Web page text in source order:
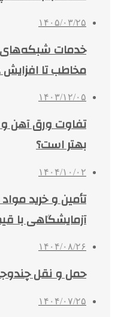
۱۴۰۵/۰۳/۲۵
مخاطب تا افزایش
۱۴۰۳/۱۲/۰۵
تفاوت ورق آهن
بهتر است؟
۱۴۰۴/۱۰/۰۲
تأمین و خرید
آزمایشگاهی با
۱۴۰۴/۰۸/۲۶
حمل و نقل
۱۴۰۴/۰۷/۲۵